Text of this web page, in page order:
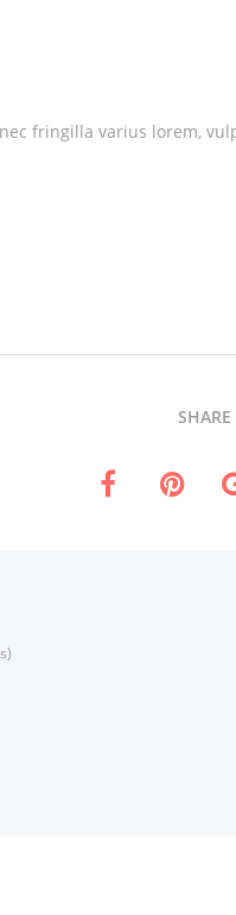
fringilla varius lorem,
SHARE